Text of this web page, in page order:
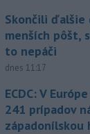
Skončili ďalšie
menších pôšt,
to nepáči
dnes 11:17
ECDC: V
241 prípadov
západonílskou